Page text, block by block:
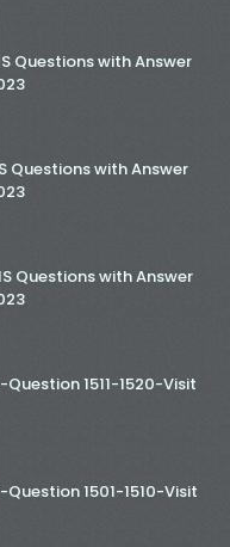
Questions with Answer
Questions with Answer
Questions with Answer
Question 1511-1520-Visit
Question 1501-1510-Visit